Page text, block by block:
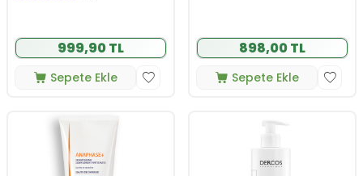
999,90 TL
Sepete Ekle
898,00 TL
Sepete Ekle